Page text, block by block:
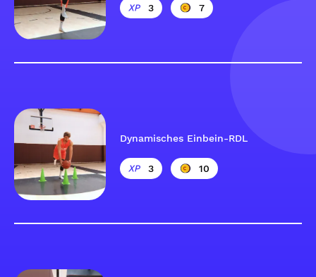
3 7
Dynamisches Einbein-RDL
3 10